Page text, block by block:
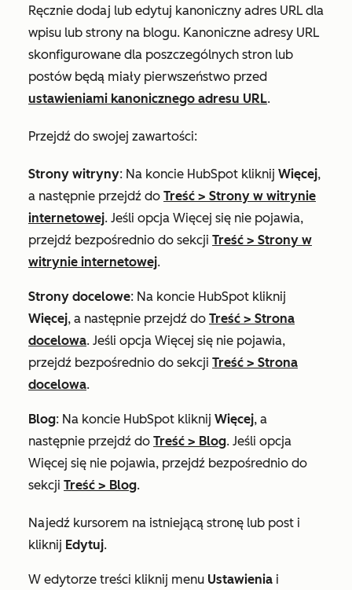
Ręcznie dodaj lub edytuj kanoniczny adres URL dla
wpisu lub strony na blogu. Kanoniczne adresy URL
skonfigurowane dla poszczególnych stron lub
postów będą miały pierwszeństwo przed
ustawieniami kanonicznego adresu URL.
Przejdź do swojej zawartości:
Strony witryny: Na koncie HubSpot kliknij Więcej,
a następnie przejdź do Treść > Strony w witrynie
internetowej. Jeśli opcja Więcej się nie pojawia,
przejdź bezpośrednio do sekcji Treść > Strony w
witrynie internetowej.
Strony docelowe: Na koncie HubSpot kliknij
Więcej, a następnie przejdź do Treść > Strona
docelowa. Jeśli opcja Więcej się nie pojawia,
przejdź bezpośrednio do sekcji Treść > Strona
docelowa.
Blog: Na koncie HubSpot kliknij Więcej, a
następnie przejdź do Treść > Blog. Jeśli opcja
Więcej się nie pojawia, przejdź bezpośrednio do
sekcji Treść > Blog.
Najedź kursorem na istniejącą stronę lub post i
kliknij Edytuj.
W edytorze treści kliknij menu Ustawienia i